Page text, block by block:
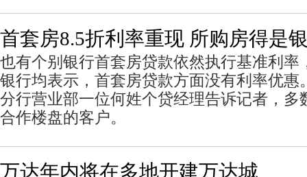
首套房8.5折利率重现 所购房得是
也有个别银行首套房贷款依然执行基准利率
银行均表示，首套房贷款方面没有利率优惠
分行营业部一位何姓个贷经理告诉记者，多
合作楼盘的客户。
万达年内将在多地开建万达城